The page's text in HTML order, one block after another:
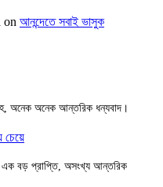
on আনন্দেতে সবাই ভাসুক
অনেক অনেক আন্তরিক ধন্যবাদ।
চেয়ে
এক বড় প্রাপ্তি, অসংখ্য আন্তরিক